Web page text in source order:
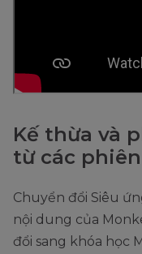
Kế thừa và
từ các
Chuyển đổi Siêu
nội dung của
đổi sang khóa học